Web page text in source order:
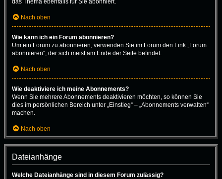
das Thema ebenfalls für Sie abonniert.
Nach oben
Wie kann ich ein Forum abonnieren?
Um ein Forum zu abonnieren, verwenden Sie im Forum den Link „Forum
abonnieren“, der sich meist am Ende der Seite befindet.
Nach oben
Wie deaktiviere ich meine Abonnements?
Wenn Sie mehrere Abonnements deaktivieren möchten, so können Sie
dies im persönlichen Bereich unter „Einstieg“ – „Abonnements verwalten“
machen.
Nach oben
Dateianhänge
Welche Dateianhänge sind in diesem Forum zulässig?